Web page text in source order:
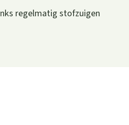
regelmatig stofzuigen